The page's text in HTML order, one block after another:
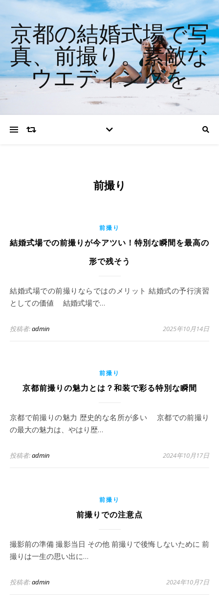
京都の結婚式場で写
真、前撮り。素敵な
ウエディングを
前撮り
前撮り
結婚式場での前撮りが今アツい！特別な瞬間を最高の
形で残そう
結婚式場での前撮りならではのメリット 結婚式の予行演習
としての価値 結婚式場で…
投稿者:admin 2025年10月14日
前撮り
京都前撮りの魅力とは？和装で彩る特別な瞬間
京都で前撮りの魅力 歴史的な名所が多い 京都での前撮り
の最大の魅力は、やはり歴…
投稿者:admin 2024年10月17日
前撮り
前撮りでの注意点
撮影前の準備 撮影当日 その他 前撮りで後悔しないために 前
撮りは一生の思い出に…
投稿者:admin 2024年10月7日